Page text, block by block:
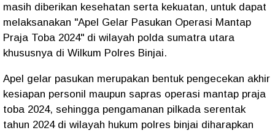
masih diberikan kesehatan serta kekuatan, untuk dapat
melaksanakan "Apel Gelar Pasukan Operasi Mantap
Praja Toba 2024" di wilayah polda sumatra utara
khususnya di Wilkum Polres Binjai.
Apel gelar pasukan merupakan bentuk pengecekan akhir
kesiapan personil maupun sapras operasi mantap praja
toba 2024, sehingga pengamanan pilkada serentak
tahun 2024 di wilayah hukum polres binjai diharapkan